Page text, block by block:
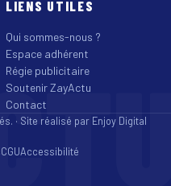
LIENS UTILES
Qui sommes-nous ?
Espace adhérent
Régie publicitaire
Soutenir ZayActu
Contact
· Site réalisé par Enjoy Digital
CGUAccessibilité